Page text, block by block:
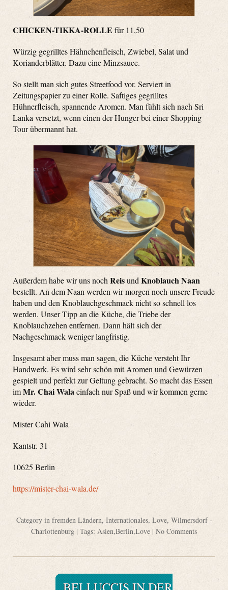
CHICKEN-TIKKA-ROLLEfür 11,50
Würzig gegrilltes Hähnchenfleisch, Zwiebel, Salat und
Korianderblätter. Dazu eine Minzsauce.
So stellt man sich gutes Streetfood vor. Serviert in
Zeitungspapier zu einer Rolle. Saftiges gegrilltes
Hühnerfleisch, spannende Aromen. Man fühlt sich nach Sri
Lanka versetzt, wenn einen der Hunger bei einer Shopping
Tour übermannt hat.
Außerdem habe wir uns noch Reisund Knoblauch Naan
bestellt. An dem Naan werden wir morgen noch unsere Freude
haben und den Knoblauchgeschmack nicht so schnell los
werden. Unser Tipp an die Küche, die Triebe der
Knoblauchzehen entfernen. Dann hält sich der
Nachgeschmack weniger langfristig.
Insgesamt aber muss man sagen, die Küche versteht Ihr
Handwerk. Es wird sehr schön mit Aromen und Gewürzen
gespielt und perfekt zur Geltung gebracht. So macht das Essen
imMr. Chai Walaeinfach nur Spaß und wir kommen gerne
wieder.
Mister Cahi Wala
Kantstr. 31
10625 Berlin
https://mister-chai-wala.de/
Category in fremden Ländern, Internationales, Love, Wilmersdorf -
Charlottenburg | Tags: Asien,Berlin,Love | No Comments